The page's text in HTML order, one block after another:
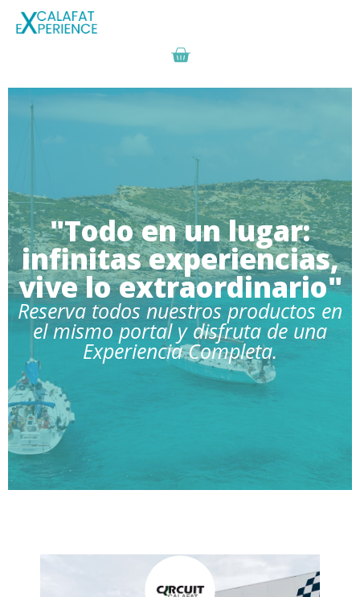
"Todo en un lugar:
infinitas experiencias,
vive lo extraordinario"
Reserva todos nuestros productos en
el mismo portal y disfruta de una
Experiencia Completa.